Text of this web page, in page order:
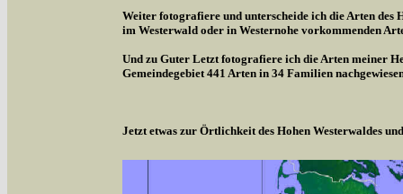
Weiter fotografiere und unterscheide ich die Arten des
im Westerwald oder in Westernohe vorkommenden
Und zu Guter Letzt fotografiere ich die Arten meiner
Gemeindegebiet 441 Arten in 34 Familien
Jetzt etwas zur Örtlichkeit des Hohen Westerwaldes